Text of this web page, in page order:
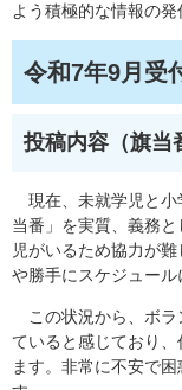
よう積極的な情報の発
令和7年9月受
投稿内容（旗当
現在、未就学児と小
当番」を実質、義務
児がいるため協力が
や勝手にスケジュール
この状況から、ボラ
ていると感じており
ます。非常に不安で